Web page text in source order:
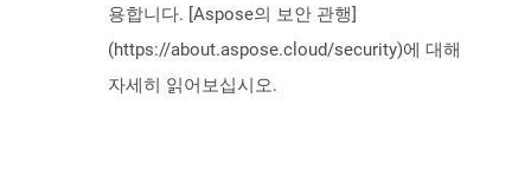
용합니다. [Aspose의 보안 관행]
(https://about.aspose.cloud/security)에 대해
자세히 읽어보십시오.